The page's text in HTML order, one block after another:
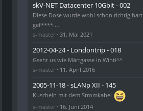
skV-NET Datacenter 10Gbit - 002
Diese Dose wurde wohl schon richtig hart
gef****.…
s-master 31. Mai 2021
2012-04-24 - Londontrip - 018
Gseht us wie Märtgasse in Winti^^
s-master
11. April 2016
2005-11-18 - sLANp XII - 145
Kuscheln mit dem Stromkabel
s-master
16. Juni 2014